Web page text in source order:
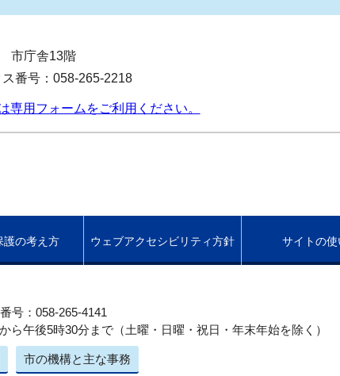
市庁舎13階
番号：058-265-2218
専用フォームをご利用ください。
護の考え方 ウェブアクセシビリティ方針 サイトの使
号：058-265-4141
午後5時30分まで（土曜・日曜・祝日・年末年始を除く）
市の機構と主な事務